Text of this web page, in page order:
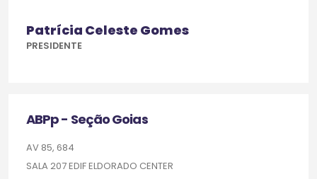
Patrícia Celeste Gomes
PRESIDENTE
ABPp - Seção Goias
AV 85, 684
SALA 207 EDIF ELDORADO CENTER